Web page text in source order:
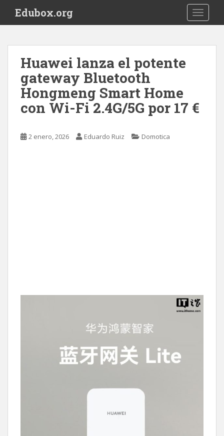
i
Edubox.org
Huawei lanza el potente
gateway Bluetooth
Hongmeng Smart Home
con Wi-Fi 2.4G/5G por 17 €
2 enero, 2026 Eduardo Ruiz Domotica